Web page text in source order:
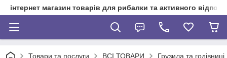
інтернет магазин товарів для рибалки та активного
Товари та послуги ВСІ ТОВАРИ Грузила та годівниці